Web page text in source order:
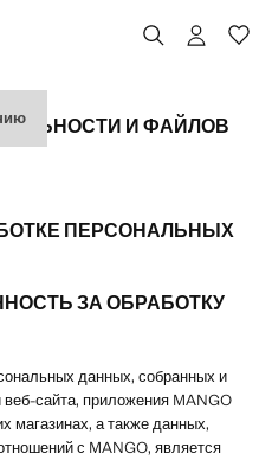
И ФАЙЛОВ
ПЕРСОНАЛЬНЫХ
ЗА ОБРАБОТКУ
данных, собранных и
сайта, приложения MANGO
магазинах, а также данных,
с MANGO, является